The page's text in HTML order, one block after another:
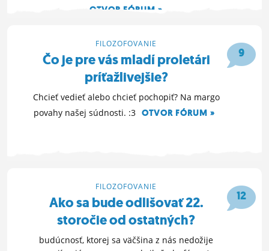
OTVOR FÓRUM »
9
FILOZOFOVANIE
Čo je pre vás mladí proletári
príťažlivejšie?
Chcieť vedieť alebo chcieť pochopiť? Na margo
povahy našej súdnosti. :3 OTVOR FÓRUM »
12
FILOZOFOVANIE
Ako sa bude odlišovať 22.
storočie od ostatných?
budúcnosť, ktorej sa väčšina z nás nedožije